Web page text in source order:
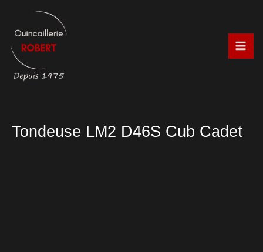
contenu
Tondeuse LM2 D46S Cub Cadet